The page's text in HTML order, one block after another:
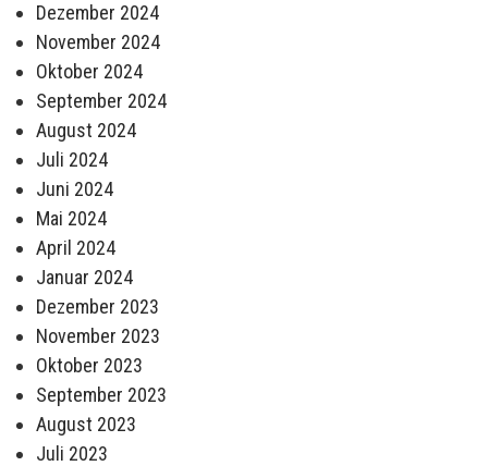
Dezember 2024
November 2024
Oktober 2024
September 2024
August 2024
Juli 2024
Juni 2024
Mai 2024
April 2024
Januar 2024
Dezember 2023
November 2023
Oktober 2023
September 2023
August 2023
Juli 2023